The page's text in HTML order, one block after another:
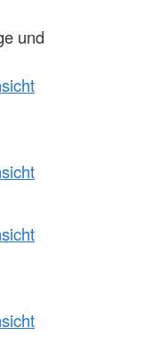
und